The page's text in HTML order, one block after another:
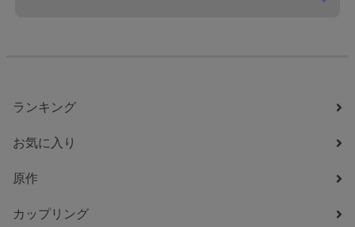
ランキング
お気に入り
原作
カップリング